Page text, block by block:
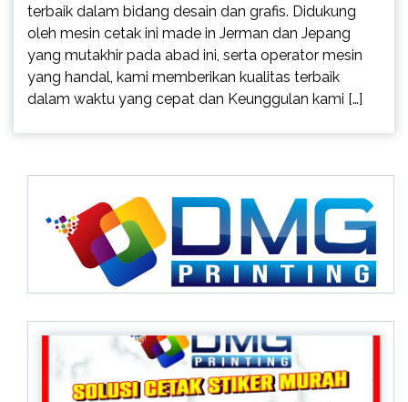
terbaik dalam bidang desain dan grafis. Didukung
oleh mesin cetak ini made in Jerman dan Jepang
yang mutakhir pada abad ini, serta operator mesin
yang handal, kami memberikan kualitas terbaik
dalam waktu yang cepat dan Keunggulan kami […]